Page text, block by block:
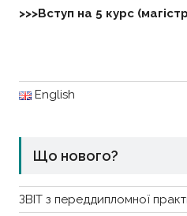
>>>Вступ на 5 курс
English
Що нового?
ЗВІТ з переддипломної